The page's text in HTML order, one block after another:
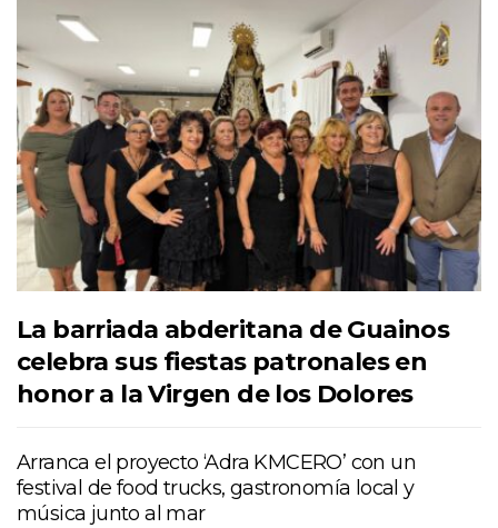
La barriada abderitana de Guainos
celebra sus fiestas patronales en
honor a la Virgen de los Dolores
Arranca el proyecto ‘Adra KMCERO’ con un
festival de food trucks, gastronomía local y
música junto al mar